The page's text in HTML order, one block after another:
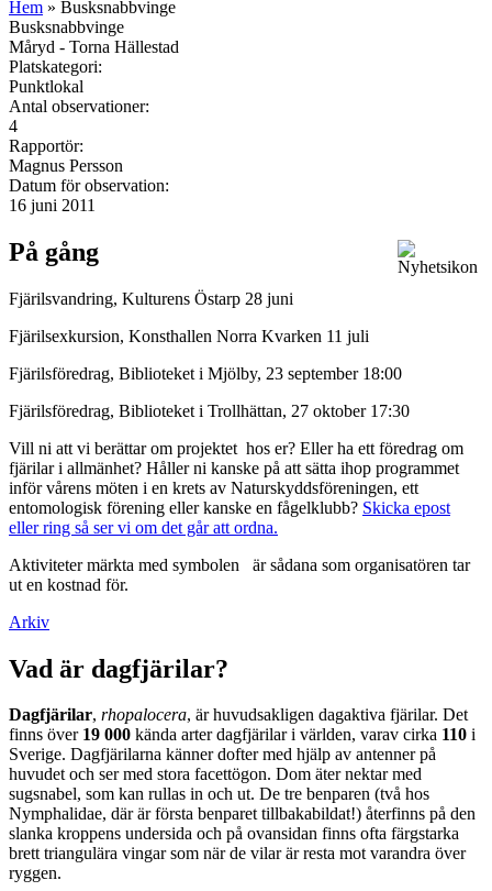
Hem » Busksnabbvinge
Busksnabbvinge
Måryd - Torna Hällestad
Platskategori:
Punktlokal
Antal observationer:
4
Rapportör:
Magnus Persson
Datum för observation:
16 juni 2011
På gång
Fjärilsvandring, Kulturens Östarp 28 juni
Fjärilsexkursion, Konsthallen Norra Kvarken 11 juli
Fjärilsföredrag, Biblioteket i Mjölby, 23 september 18:00
Fjärilsföredrag, Biblioteket i Trollhättan, 27 oktober 17:30
Vill ni att vi berättar om projektet hos er? Eller ha ett föredrag om
fjärilar i allmänhet? Håller ni kanske på att sätta ihop programmet
inför vårens möten i en krets av Naturskyddsföreningen, ett
entomologisk förening eller kanske en fågelklubb? Skicka epost
eller ring så ser vi om det går att ordna.
Aktiviteter märkta med symbolen
är sådana som organisatören tar
ut en kostnad för.
Arkiv
Vad är dagfjärilar?
Dagfjärilar, rhopalocera, är huvudsakligen dagaktiva fjärilar. Det
finns över 19 000 kända arter dagfjärilar i världen, varav cirka 110 i
Sverige. Dagfjärilarna känner dofter med hjälp av antenner på
huvudet och ser med stora facettögon. Dom äter nektar med
sugsnabel, som kan rullas in och ut. De tre benparen (två hos
Nymphalidae, där är första benparet tillbakabildat!) återfinns på den
slanka kroppens undersida och på ovansidan finns ofta färgstarka
brett triangulära vingar som när de vilar är resta mot varandra över
ryggen.